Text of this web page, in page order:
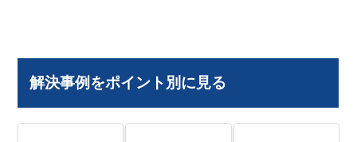
解決事例をポイント別に見る